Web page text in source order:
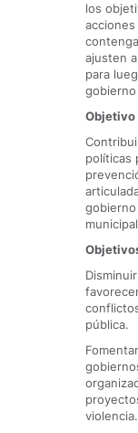
los
ajusten
para
Objetivo
políticas
pública.
violencia.